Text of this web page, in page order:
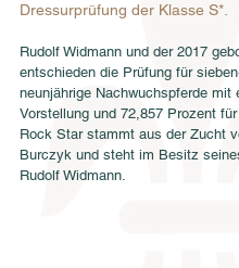
Dressurprüfung der Klasse S*.
Rudolf Widmann und der 2017
entschieden die Prüfung für
neunjährige Nachwuchspferde mit
Vorstellung und 72,857 Prozent
Rock Star stammt aus der Zucht
Burczyk und steht im Besitz
Rudolf Widmann.